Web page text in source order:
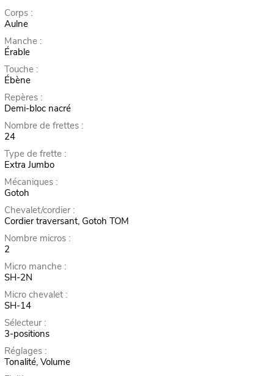
Corps :
Aulne
Manche :
Érable
Touche :
Ébène
Repères :
Demi-bloc nacré
Nombre de frettes :
24
Type de frette :
Extra Jumbo
Mécaniques :
Gotoh
Chevalet/cordier :
Cordier traversant, Gotoh TOM
Nombre micros :
2
Micro manche :
SH-2N
Micro chevalet :
SH-14
Sélecteur :
3-positions
Réglages :
Tonalité, Volume